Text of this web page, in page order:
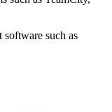
software such as